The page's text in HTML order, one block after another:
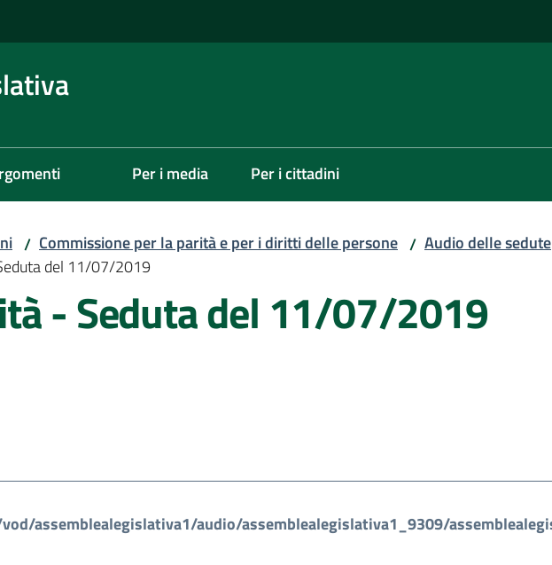
Per i media Per i cittadini
/ Commissione per la parità e per i diritti delle persone / Audio delle sedute
del 11/07/2019
- Seduta del 11/07/2019